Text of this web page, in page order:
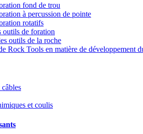
fond de trou
à percussion de pointe
rotatifs
outils de foration
outils de la roche
Rock Tools en matière de développement
et coulis